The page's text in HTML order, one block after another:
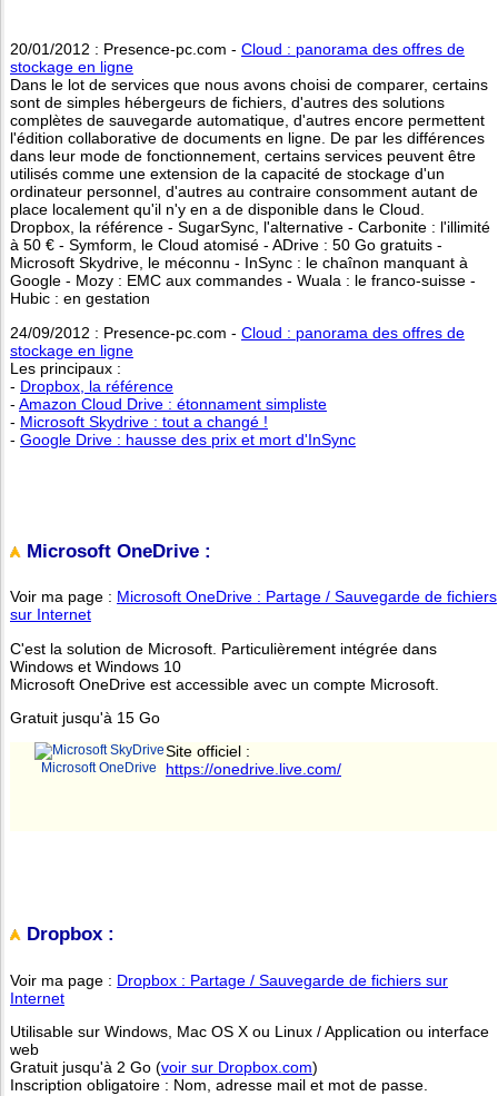
20/01/2012 : Presence-pc.com - Cloud : panorama des offres de
stockage en ligne
Dans le lot de services que nous avons choisi de comparer, certains
sont de simples hébergeurs de fichiers, d'autres des solutions
complètes de sauvegarde automatique, d'autres encore permettent
l'édition collaborative de documents en ligne. De par les différences
dans leur mode de fonctionnement, certains services peuvent être
utilisés comme une extension de la capacité de stockage d'un
ordinateur personnel, d'autres au contraire consomment autant de
place localement qu'il n'y en a de disponible dans le Cloud.
Dropbox, la référence - SugarSync, l'alternative - Carbonite : l'illimité
à 50 € - Symform, le Cloud atomisé - ADrive : 50 Go gratuits -
Microsoft Skydrive, le méconnu - InSync : le chaînon manquant à
Google - Mozy : EMC aux commandes - Wuala : le franco-suisse -
Hubic : en gestation
24/09/2012 : Presence-pc.com - Cloud : panorama des offres de
stockage en ligne
Les principaux :
- Dropbox, la référence
- Amazon Cloud Drive : étonnament simpliste
- Microsoft Skydrive : tout a changé !
- Google Drive : hausse des prix et mort d'InSync
Microsoft OneDrive :
Voir ma page : Microsoft OneDrive : Partage / Sauvegarde de fichiers
sur Internet
C'est la solution de Microsoft. Particulièrement intégrée dans
Windows et Windows 10
Microsoft OneDrive est accessible avec un compte Microsoft.
Gratuit jusqu'à 15 Go
Microsoft OneDrive
Site officiel :
https://onedrive.live.com/
Dropbox :
Voir ma page : Dropbox : Partage / Sauvegarde de fichiers sur
Internet
Utilisable sur Windows, Mac OS X ou Linux / Application ou interface
web
Gratuit jusqu'à 2 Go (voir sur Dropbox.com)
Inscription obligatoire : Nom, adresse mail et mot de passe.